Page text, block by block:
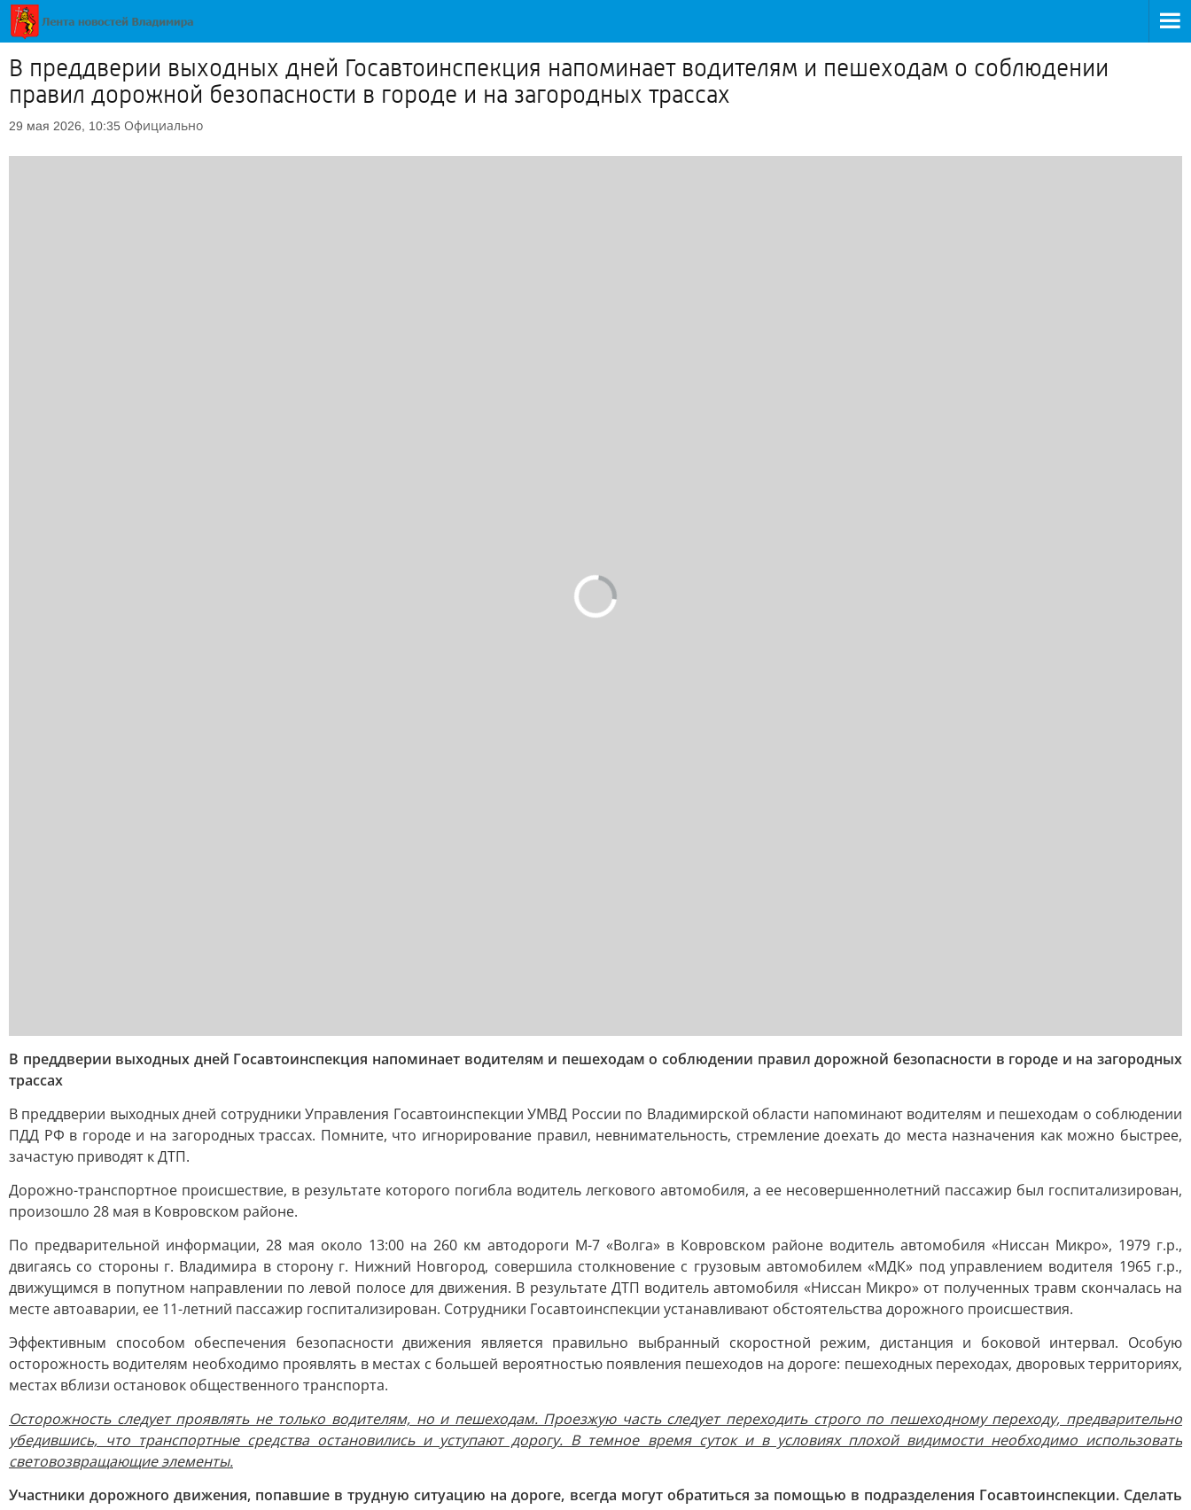
В преддверии выходных дней Госавтоинспекция напоминает водителям и пешеходам о соблюдении
правил дорожной безопасности в городе и на загородных трассах
29 мая 2026, 10:35 Официально
В преддверии выходных дней Госавтоинспекция напоминает водителям и пешеходам о соблюдении правил дорожной безопасности в городе и на загородных
трассах
В преддверии выходных дней сотрудники Управления Госавтоинспекции УМВД России по Владимирской области напоминают водителям и пешеходам о соблюдении
ПДД РФ в городе и на загородных трассах. Помните, что игнорирование правил, невнимательность, стремление доехать до места назначения как можно быстрее,
зачастую приводят к ДТП.
Дорожно-транспортное происшествие, в результате которого погибла водитель легкового автомобиля, а ее несовершеннолетний пассажир был госпитализирован,
произошло 28 мая в Ковровском районе.
По предварительной информации, 28 мая около 13:00 на 260 км автодороги М-7 «Волга» в Ковровском районе водитель автомобиля «Ниссан Микро», 1979 г.р.,
двигаясь со стороны г. Владимира в сторону г. Нижний Новгород, совершила столкновение с грузовым автомобилем «МДК» под управлением водителя 1965 г.р.,
движущимся в попутном направлении по левой полосе для движения. В результате ДТП водитель автомобиля «Ниссан Микро» от полученных травм скончалась на
месте автоаварии, ее 11-летний пассажир госпитализирован. Сотрудники Госавтоинспекции устанавливают обстоятельства дорожного происшествия.
Эффективным способом обеспечения безопасности движения является правильно выбранный скоростной режим, дистанция и боковой интервал. Особую
осторожность водителям необходимо проявлять в местах с большей вероятностью появления пешеходов на дороге: пешеходных переходах, дворовых территориях,
местах вблизи остановок общественного транспорта.
Осторожность следует проявлять не только водителям, но и пешеходам. Проезжую часть следует переходить строго по пешеходному переходу, предварительно
убедившись, что транспортные средства остановились и уступают дорогу. В темное время суток и в условиях плохой видимости необходимо использовать
световозвращающие элементы.
Участники дорожного движения, попавшие в трудную ситуацию на дороге, всегда могут обратиться за помощью в подразделения Госавтоинспекции. Сделать